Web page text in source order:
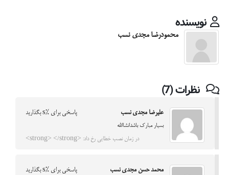
نویسنده
محمودرضا مجدی نسب
نظرات (7)
علیرضا مجدی نسب پاسخی برای %s بگذارید
بسیار مبارک باشدانشاالله
در زمان نصب خطایی رخ داد: <strong> </strong>
محمد حسن مجدی نسب پاسخی برای %s بگذارید